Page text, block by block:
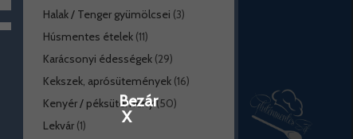
Halak / Tenger gyümölcsei (3)
Húsmentes ételek(11)
Karácsonyi édességek(29)
Kekszek, aprósütemények(16)
Kenyér / péksütemény(50)
Lekvár(1)
Bezár
X